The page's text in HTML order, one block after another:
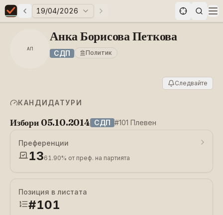
Elections in Bulgaria data statistics
Предни избори
19/04/2026 Следващи избори
АП
Анка Борисова Петкова
СДП Политик
Следвайте
КАНДИДАТУРИ
Избори 05.10.2014 СДП #101 Плевен
Преференции
1361.90% от преф. на партията
Позиция в листата
#101